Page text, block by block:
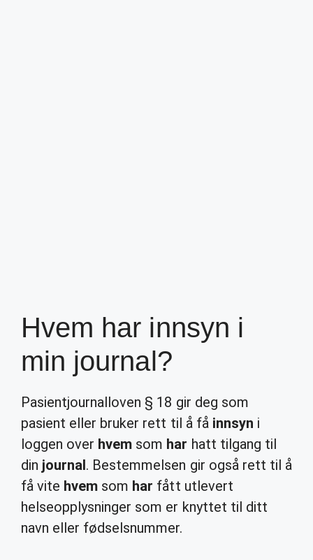
Hvem har innsyn i
min journal?
Pasientjournalloven § 18 gir deg som
pasient eller bruker rett til å få innsyn i
loggen over hvem som har hatt tilgang til
din journal. Bestemmelsen gir også rett til å
få vite hvem som har fått utlevert
helseopplysninger som er knyttet til ditt
navn eller fødselsnummer.